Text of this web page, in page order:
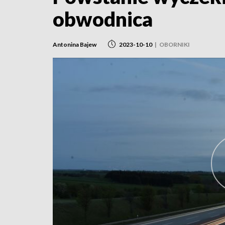
obwodnica
Antonina Bajew 2023-10-10 | OBORNIKI